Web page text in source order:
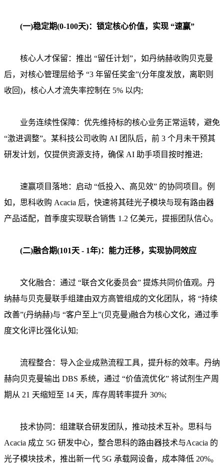
(一)稳定期(0-100天)：锁定核心价值，实现 “速赢”
核心人才保留：推出 “留任计划”，如丹纳赫收购贝克曼
后，对核心管理层给予 “3 年留任奖金”(分年度发放，离职则
收回)，核心人才流失率控制在 5% 以内;
业务连续性保障：优先维持标的核心业务正常运转，避免
“激进调整”。某科技公司收购 AI 团队后，前 3 个月未干预其
研发计划，仅提供资源支持，确保 AI 助手项目按时推进;
速赢项目落地：启动 “低投入、高见效” 的协同项目。例
如，思科收购 Acacia 后，快速将其硅光子模块与现有路由器
产品适配，首季度实现联合销售 1.2 亿美元，提振团队信心。
(二)融合期(101天 - 1年)：能力迁移，实现协同效应
文化融合：通过 “联合文化委员会” 提炼共同价值观。丹
纳赫与贝克曼联手组建由双方高管组成的文化团队，将 “持续
改善”(丹纳赫)与 “客户至上”(贝克曼)融合为核心文化，通过季
度文化评比强化认知;
流程整合：导入企业成熟流程工具，提升标的效率。丹纳
赫向贝克曼输出 DBS 系统，通过 “价值流优化” 将试剂生产周
期从 21 天缩短至 14 天，库存周转率提升 30%;
技术协同：组建联合研发团队，推动技术互补。思科与
Acacia 成立 5G 研发中心，整合思科的路由器技术与Acacia 的
光子模块技术，推出新一代 5G 承载网设备，成本降低 20%。